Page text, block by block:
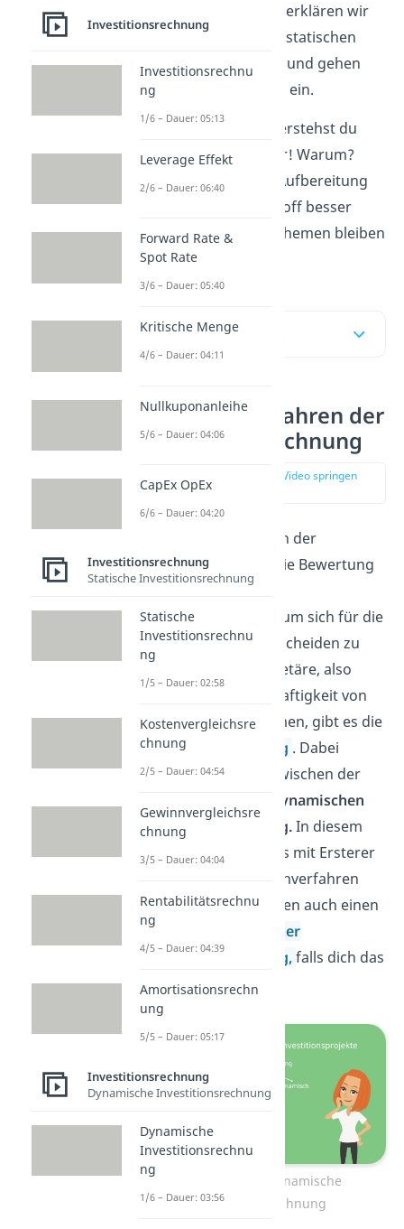
Im folgenden Beitrag erklären wir
dir die Methoden der statischen
Investitionsrechnung und gehen
auf die vier Verfahren ein.
Mit unserem
verstehst du
den Stoff noch besser! Warum?
Durch die animierte Aufbereitung
kannst du den Lernstoff besser
verknüpfen und die Themen bleiben
im Kopf!
Inhaltsübersicht
Statische Verfahren der
Investitionsrechnung
zur Stelle im Video springen
Das zentrale Thema in der
Finanzwirtschaft ist die Bewertung
unterschiedlicher
Investitionsprojekte, um sich für die
beste Alternative entscheiden zu
können. Um die monetäre, also
wertmäßige, Vorteilhaftigkeit von
Projekten zu bestimmen, gibt es die
Investitionsrechnung . Dabei
unterscheidet man zwischen der
dynamischen
Investitionsrechnung.In diesem
Beitrag setzen wir uns mit Ersterer
der Investitionsrechenverfahren
auseinander. Wir haben auch einen
Beitrag zu
dynamischer
Investitionsrechnung,falls dich das
interessiert.
Statische und dynamische
Investitionsrechnung
Investitionsrechnung
Investitionsrechnu
ng
1/6 – Dauer: 05:13
Leverage Effekt
2/6 – Dauer: 06:40
Forward Rate &
Spot Rate
3/6 – Dauer: 05:40
Kritische Menge
4/6 – Dauer: 04:11
Nullkuponanleihe
5/6 – Dauer: 04:06
CapEx OpEx
6/6 – Dauer: 04:20
Investitionsrechnung
Statische Investitionsrechnung
Statische
Investitionsrechnu
ng
1/5 – Dauer: 02:58
Kostenvergleichsre
chnung
2/5 – Dauer: 04:54
Gewinnvergleichsre
chnung
3/5 – Dauer: 04:04
Rentabilitätsrechnu
ng
4/5 – Dauer: 04:39
Amortisationsrechn
ung
5/5 – Dauer: 05:17
Investitionsrechnung
Dynamische Investitionsrechnung
Dynamische
Investitionsrechnu
ng
1/6 – Dauer: 03:56